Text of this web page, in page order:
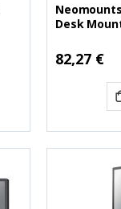
Desk
Ειδική
Τιμή
82,27 €